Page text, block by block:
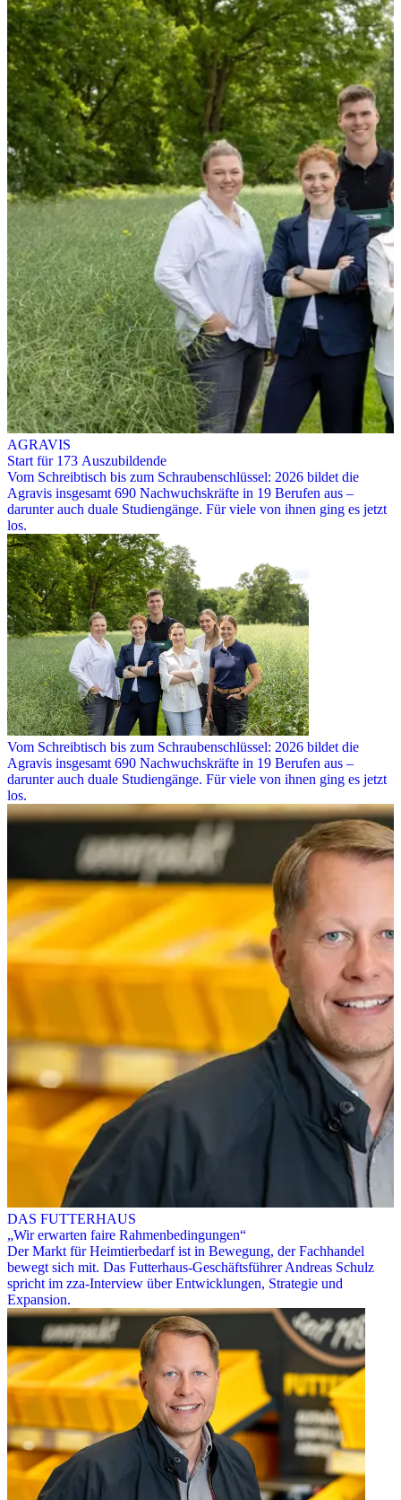
AGRAVIS
Start für 173 Auszubildende
Vom Schreibtisch bis zum Schraubenschlüssel: 2026 bildet die
Agravis insgesamt 690 Nachwuchskräfte in 19 Berufen aus –
darunter auch duale Studiengänge. Für viele von ihnen ging es jetzt
los.
Vom Schreibtisch bis zum Schraubenschlüssel: 2026 bildet die
Agravis insgesamt 690 Nachwuchskräfte in 19 Berufen aus –
darunter auch duale Studiengänge. Für viele von ihnen ging es jetzt
los.
DAS FUTTERHAUS
„Wir erwarten faire Rahmenbedingungen“
Der Markt für Heimtierbedarf ist in Bewegung, der Fachhandel
bewegt sich mit. Das Futterhaus-Geschäftsführer Andreas Schulz
spricht im zza-Interview über Entwicklungen, Strategie und
Expansion.